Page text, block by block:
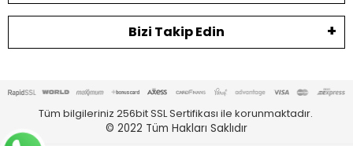
Bizi Takip Edin
Tüm bilgileriniz 256bit SSL Sertifikası ile korunmaktadır.
© 2022 Tüm Hakları Saklıdır